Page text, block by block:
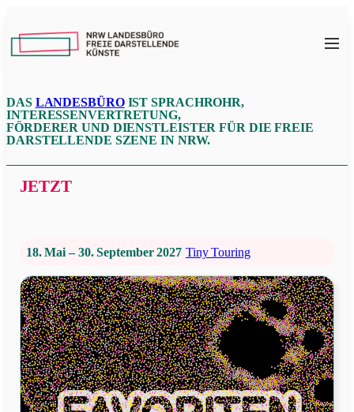
Inhalt
springen
NRW
DAS LANDESBÜROIST SPRACHROHR,
INTERESSENVERTRETUNG,
FÖRDERER UND DIENSTLEISTER FÜR DIE FREIE
DARSTELLENDE SZENE IN NRW.
JETZT
18. Mai – 30. September 2027 Tiny Touring